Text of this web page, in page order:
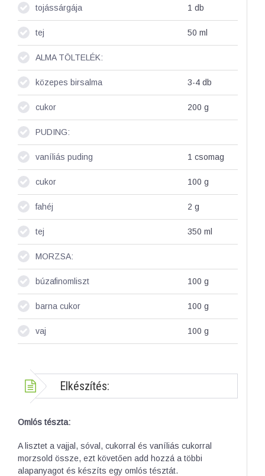
tojássárgája 1 db
tej 50 ml
ALMA TÖLTELÉK:
közepes birsalma 3-4db
cukor 200 g
PUDING:
vaníliás puding 1 csomag
cukor 100 g
fahéj 2 g
tej 350 ml
MORZSA:
búzafinomliszt 100 g
barna cukor 100 g
vaj 100 g
Elkészítés:
Omlós tészta:
A lisztet a vajjal, sóval, cukorral és vaníliás cukorral
morzsold össze, ezt követően add hozzá a többi
alapanyagot és készíts egy omlós tésztát.